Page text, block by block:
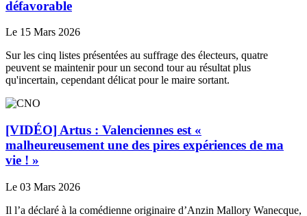
défavorable
Le 15 Mars 2026
Sur les cinq listes présentées au suffrage des électeurs, quatre
peuvent se maintenir pour un second tour au résultat plus
qu'incertain, cependant délicat pour le maire sortant.
[VIDÉO] Artus : Valenciennes est «
malheureusement une des pires expériences de ma
vie ! »
Le 03 Mars 2026
Il l’a déclaré à la comédienne originaire d’Anzin Mallory Wanecque,